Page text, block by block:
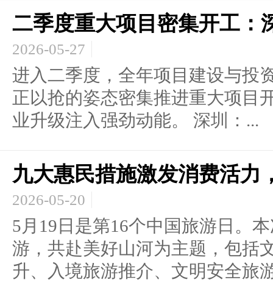
二季度重大项目密集开工：
2026-05-27
进入二季度，全年项目建设与投
正以抢的姿态密集推进重大项目
业升级注入强劲动能。 深圳：...
九大惠民措施激发消费活力
2026-05-20
5月19日是第16个中国旅游日。
游，共赴美好山河为主题，包括
升、入境旅游推介、文明安全旅